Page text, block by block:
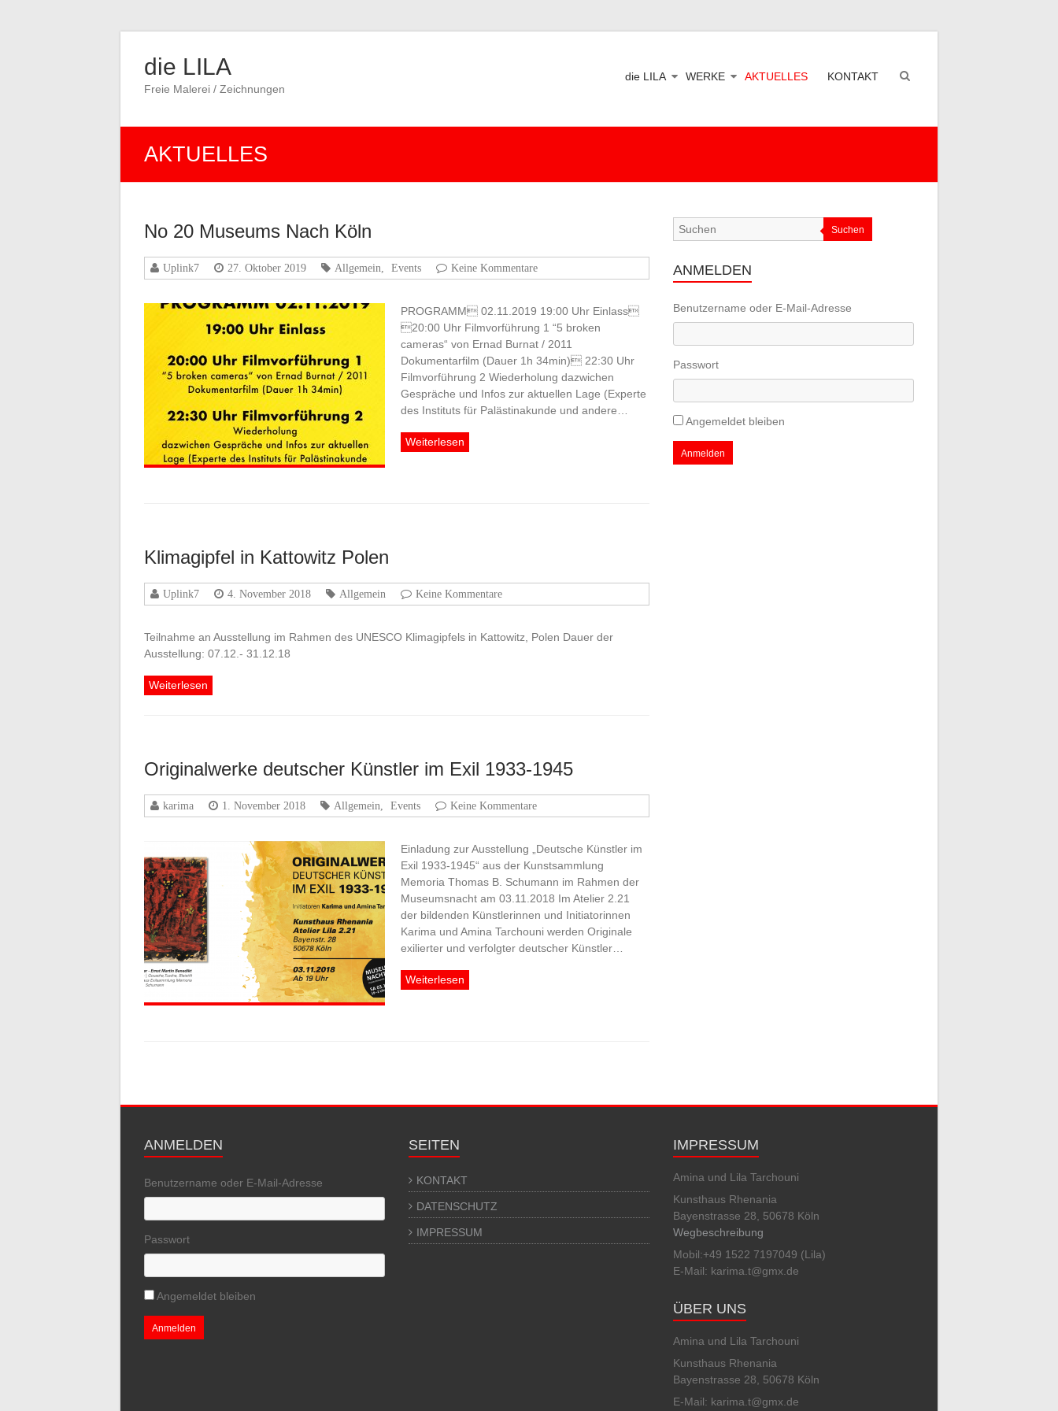
wechselndie LILA
Freie Malerei / Zeichnungen
die LILA WERKE AKTUELLES KONTAKT
AKTUELLES
No 20 Museums Nach Köln
Uplink7 27. Oktober 2019 Allgemein Events Keine Kommentare
PROGRAMM 02.11.2019 19:00 Uhr Einlass
20:00 Uhr Filmvorführung 1 “5 broken
cameras“ von Ernad Burnat / 2011
Dokumentarfilm (Dauer 1h 34min) 22:30 Uhr
Filmvorführung 2 Wiederholung dazwichen
Gespräche und Infos zur aktuellen Lage (Experte
des Instituts für Palästinakunde und andere…
Weiterlesen
Klimagipfel in Kattowitz Polen
Uplink7 4. November 2018 Allgemein Keine Kommentare
Teilnahme an Ausstellung im Rahmen des UNESCO Klimagipfels in Kattowitz, Polen Dauer der
Ausstellung: 07.12.- 31.12.18
Weiterlesen
Originalwerke deutscher Künstler im Exil 1933-1945
karima 1. November 2018 Allgemein Events Keine Kommentare
Einladung zur Ausstellung „Deutsche Künstler im
Exil 1933-1945“ aus der Kunstsammlung
Memoria Thomas B. Schumann im Rahmen der
Museumsnacht am 03.11.2018 Im Atelier 2.21
der bildenden Künstlerinnen und Initiatorinnen
Karima und Amina Tarchouni werden Originale
exilierter und verfolgter deutscher Künstler…
Weiterlesen
Suchen
ANMELDEN
Benutzername oder E-Mail-Adresse
Passwort
Angemeldet bleiben
Anmelden
ANMELDEN
Benutzername oder E-Mail-Adresse
Passwort
Angemeldet bleiben
Anmelden
SEITEN
KONTAKT
DATENSCHUTZ
IMPRESSUM
IMPRESSUM
Amina und Lila Tarchouni
Kunsthaus Rhenania
Bayenstrasse 28, 50678 Köln
Wegbeschreibung
Mobil:+49 1522 7197049 (Lila)
E-Mail: karima.t@gmx.de
ÜBER UNS
Amina und Lila Tarchouni
Kunsthaus Rhenania
Bayenstrasse 28, 50678 Köln
E-Mail: karima.t@gmx.de